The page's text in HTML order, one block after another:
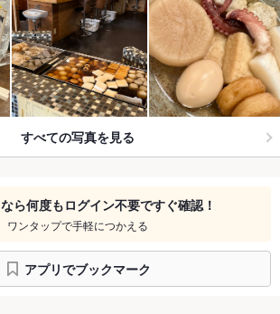
すべての写真を見る
なら何度もログイン不要ですぐ確認！
ワンタップで手軽につかえる
アプリでブックマーク